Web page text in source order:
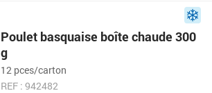
Poulet basquaise boîte chaude 300
g
12 pces/carton
REF : 942482